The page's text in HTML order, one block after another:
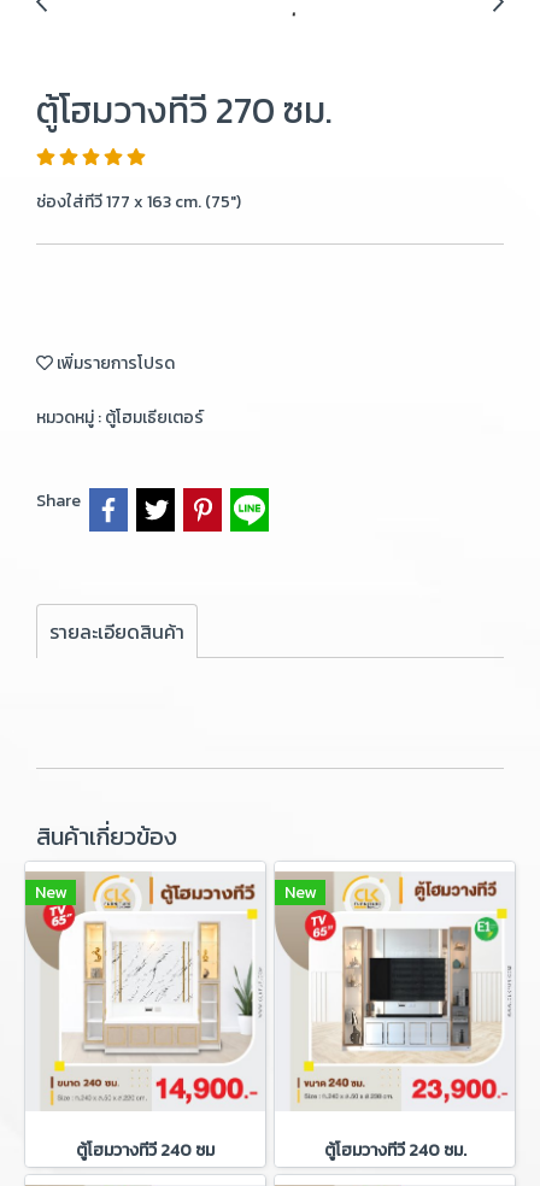
ตู้โฮมวางทีวี 270 ซม.
ช่องใส่ทีวี 177 x 163 cm. (75")
เพิ่มรายการโปรด
หมวดหมู่ :ตู้โฮมเธียเตอร์
Share
รายละเอียดสินค้า
สินค้าเกี่ยวข้อง
New
ตู้โฮมวางทีวี 240 ซม
New
ตู้โฮมวางทีวี 240 ซม.